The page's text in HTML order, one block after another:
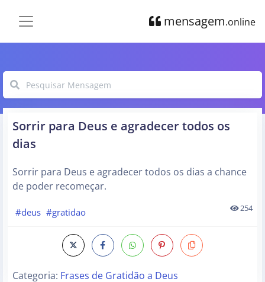
mensagem.online
Sorrir para Deus e agradecer todos os
dias
Sorrir para Deus e agradecer todos os dias a chance
de poder recomeçar.
#deus #gratidao 254
Categoria: Frases de Gratidão a Deus